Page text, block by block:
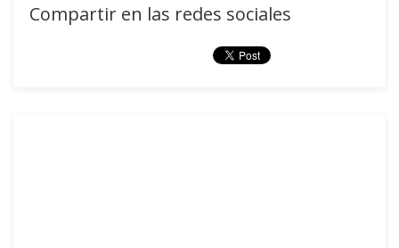
Compartir en las redes sociales